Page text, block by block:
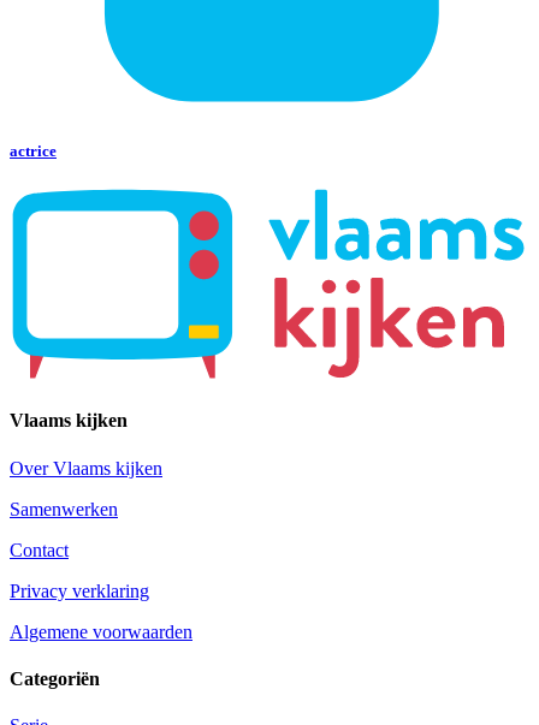
actrice
Vlaams kijken
Over Vlaams kijken
Samenwerken
Contact
Privacy verklaring
Algemene voorwaarden
Categoriën